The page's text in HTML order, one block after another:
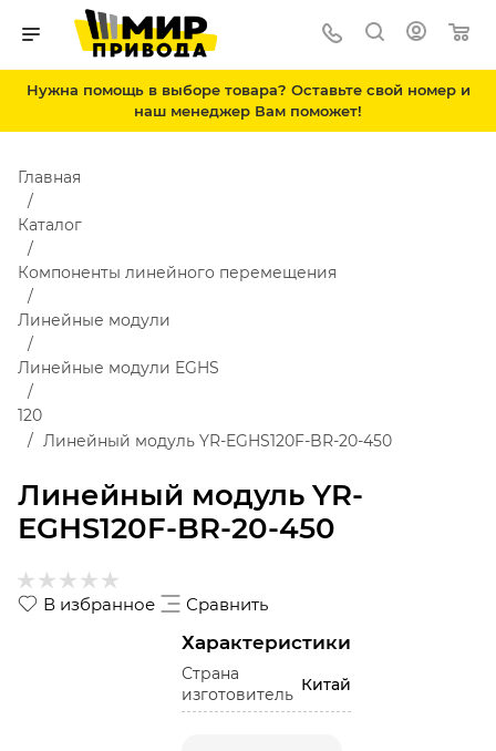
Нужна помощь в выборе товара? Оставьте свой номер и
наш менеджер Вам поможет!
Линейный модуль YR-
EGHS120F-BR-20-450
Главная
Каталог
Компоненты линейного перемещения
Линейные модули
Линейные модули EGHS
120
Линейный модуль YR-EGHS120F-BR-20-450
В избранное Сравнить
Характеристики
Страна
изготовитель
Китай